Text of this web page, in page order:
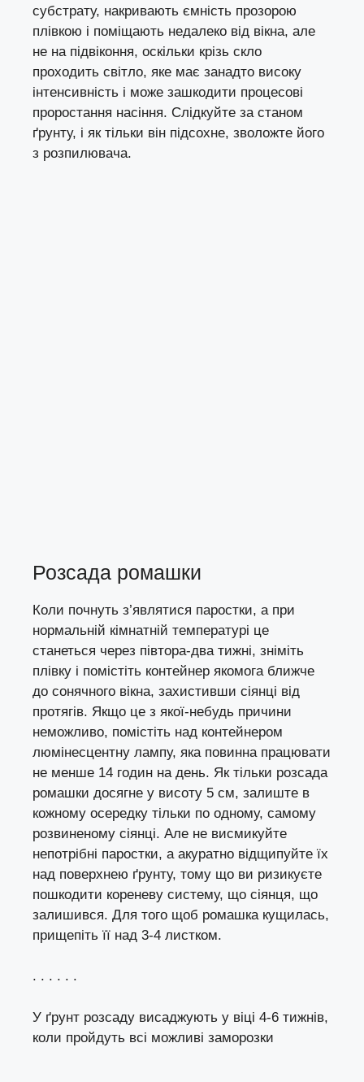
субстрату, накривають ємність прозорою
плівкою і поміщають недалеко від вікна, але
не на підвіконня, оскільки крізь скло
проходить світло, яке має занадто високу
інтенсивність і може зашкодити процесові
проростання насіння. Слідкуйте за станом
ґрунту, і як тільки він підсохне, зволожте його
з розпилювача.
Розсада ромашки
Коли почнуть з’являтися паростки, а при
нормальній кімнатній температурі це
станеться через півтора-два тижні, зніміть
плівку і помістіть контейнер якомога ближче
до сонячного вікна, захистивши сіянці від
протягів. Якщо це з якої-небудь причини
неможливо, помістіть над контейнером
люмінесцентну лампу, яка повинна працювати
не менше 14 годин на день. Як тільки розсада
ромашки досягне у висоту 5 см, залиште в
кожному осередку тільки по одному, самому
розвиненому сіянці. Але не висмикуйте
непотрібні паростки, а акуратно відщипуйте їх
над поверхнею ґрунту, тому що ви ризикуєте
пошкодити кореневу систему, що сіянця, що
залишився. Для того щоб ромашка кущилась,
прищепіть її над 3-4 листком.
. . . . . .
У ґрунт розсаду висаджують у віці 4-6 тижнів,
коли пройдуть всі можливі заморозки